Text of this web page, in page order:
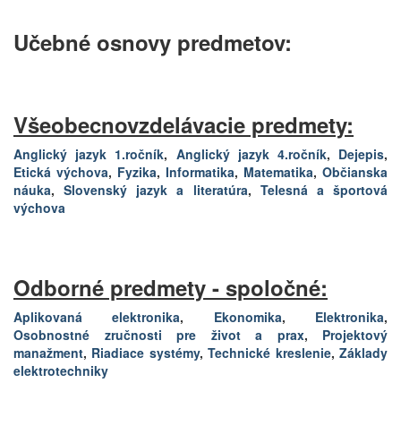
Učebné osnovy predmetov:
Všeobecnovzdelávacie predmety:
Anglický jazyk 1.ročník, Anglický jazyk 4.ročník, Dejepis,
Etická výchova, Fyzika, Informatika, Matematika, Občianska
náuka,Slovenský jazyk a literatúra, Telesná a športová
výchova
Odborné predmety - spoločné:
Aplikovaná elektronika, Ekonomika, Elektronika,
Osobnostné zručnosti pre život a prax, Projektový
manažment, Riadiace systémy,Technické kreslenie,Základy
elektrotechniky